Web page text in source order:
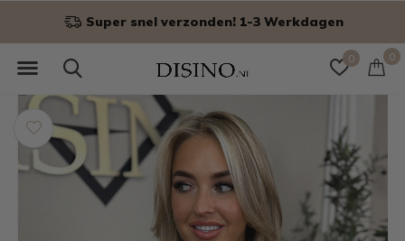
0 0
Niet goed? Geld terug!